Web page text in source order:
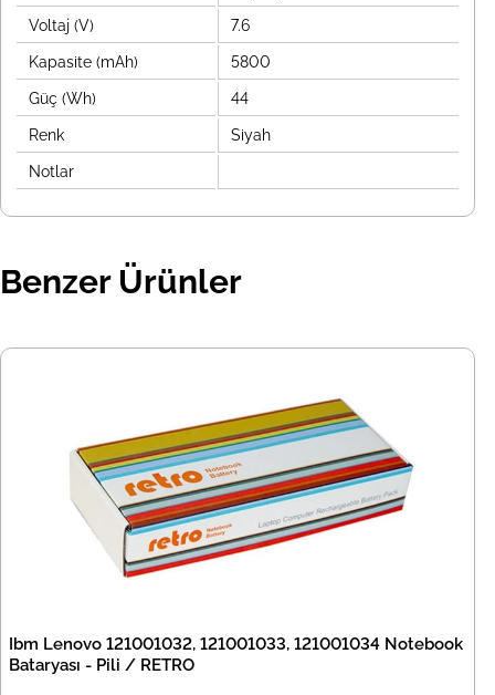
Voltaj (V) 7.6
Kapasite (mAh) 5800
Güç (Wh) 44
Renk Siyah
Notlar
Benzer Ürünler
Ibm Lenovo 121001032, 121001033, 121001034 Notebook
Bataryası - Pili / RETRO